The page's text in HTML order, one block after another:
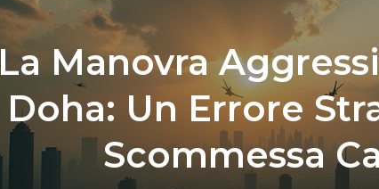
La Manovra
Doha: Un Errore
Scommessa